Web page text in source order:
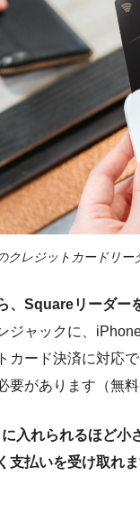
クレジットカードリー
、Squareリーダー
ジャックに、
カード決済に対応
要があります（無料
入れられるほど小
支払いを受け取れま